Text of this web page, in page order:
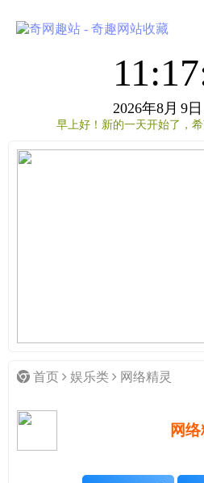
2026年8月 9日
早上好！新的一天开始了，
首页 娱乐类 网络精灵
网